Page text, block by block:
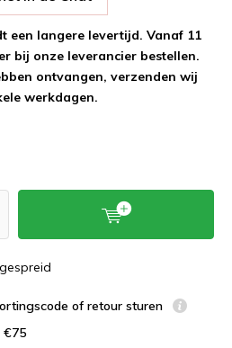
een langere levertijd. Vanaf 11
bij onze leverancier bestellen.
ontvangen, verzenden wij
werkdagen.
of retour sturen
€75